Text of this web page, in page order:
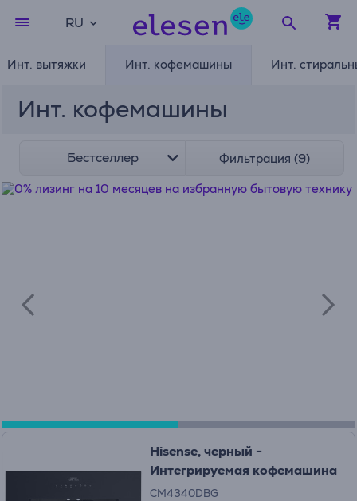
RU
Инт. вытяжки Инт. кофемашины Инт.
Инт. кофемашины
Бестселлер Фильтрация (9)
Hisense, черный -
Интегрируемая кофемашина
CM4340DBG